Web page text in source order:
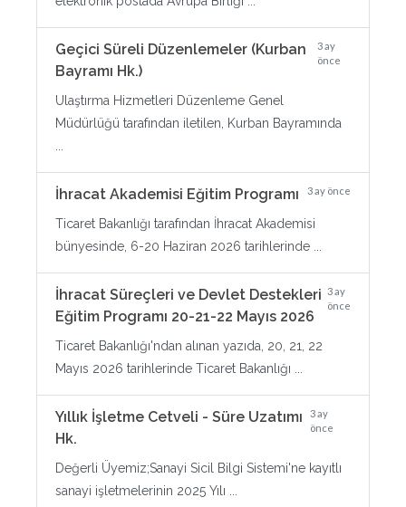
Geçici Süreli Düzenlemeler (Kurban
Bayramı Hk.)
3 ay
önce
Ulaştırma Hizmetleri Düzenleme Genel
Müdürlüğü tarafından iletilen, Kurban Bayramında
İhracat Akademisi Eğitim Programı 3 ay önce
Ticaret Bakanlığı tarafından İhracat Akademisi
bünyesinde, 6-20 Haziran 2026 tarihlerinde ...
İhracat Süreçleri ve Devlet Destekleri
Eğitim Programı 20-21-22 Mayıs 2026
3 ay
önce
Ticaret Bakanlığı'ndan alınan yazıda, 20, 21, 22
Mayıs 2026 tarihlerinde Ticaret Bakanlığı ...
Yıllık İşletme Cetveli - Süre Uzatımı
Hk.
3 ay
önce
Değerli Üyemiz;Sanayi Sicil Bilgi Sistemi'ne kayıtlı
sanayi işletmelerinin 2025 Yılı ...